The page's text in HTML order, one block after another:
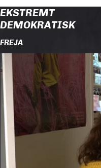
EKSTREMT
DEMOKRATISK
FREJA